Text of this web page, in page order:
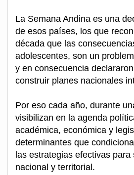
La Semana Andina es una
de esos países, los que
década que las
adolescentes, son un
y en consecuencia
construir planes nacionales
Por eso cada año, durante
visibilizan en la agenda
académica, económica y
determinantes que
las estrategias efectivas para
nacional y territorial.